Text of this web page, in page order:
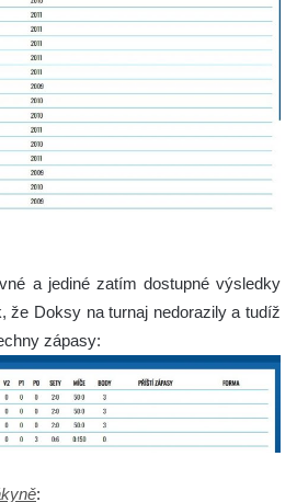
a jediné zatím dostupné výsledky
že Doksy na turnaj nedorazily a tudíž
zápasy:
: